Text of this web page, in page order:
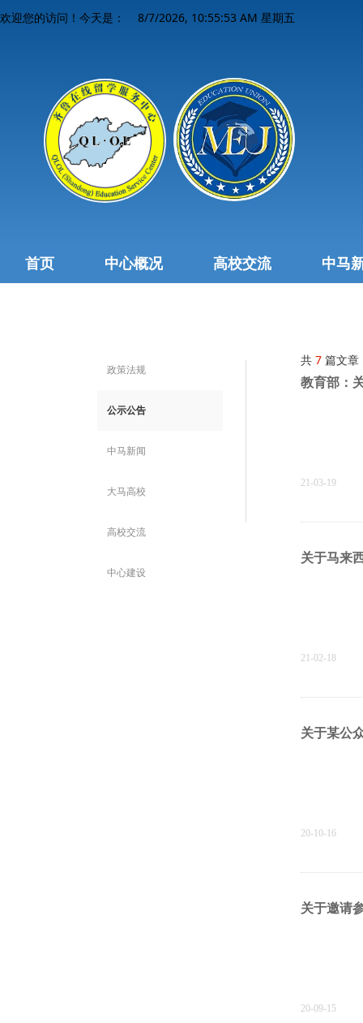
8/7/2026, 10:55:54 AM 星期五
欢迎您的访问！今天是：
首页 中心概况 高校交流 中马
共 7 篇文章
教育部：
21-03-19
关于马来
21-02-18
关于某公
20-10-16
关于邀请
20-09-15
政策法规
公示公告
中马新闻
大马高校
高校交流
中心建设